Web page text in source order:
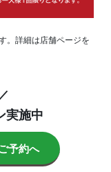
。詳細は店舗ページを
実施中
予約へ